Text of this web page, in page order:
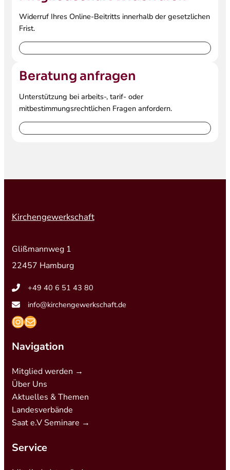
Widerruf Ihres Online-Beitritts innerhalb der gesetzlichen
Frist.
Beratung anfragen
Unterstützung bei arbeits-, tarif- oder
mitbestimmungsrechtlichen Fragen anfordern.
Kirchengewerkschaft
Glißmannweg 1
22457 Hamburg
+49 40 6 51 43 80
info@kirchengewerkschaft.de
https://www.instagram.com/
mailto:info@kirchengewerkschaft.de
Navigation
Mitglied werden →
Über Uns
Aktuelles & Themen
Landesverbände
Saat e.V Seminare →
Service